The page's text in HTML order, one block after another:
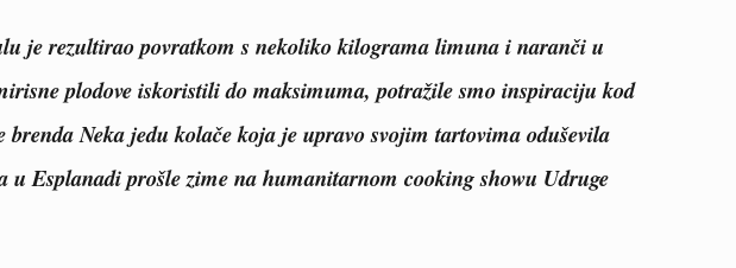
je rezultirao povratkom s nekoliko kilograma limuna i naranči u
plodove iskoristili do maksimuma, potražile smo inspiraciju kod
brendaNeka jedu kolačekoja je upravo svojim tartovima oduševila
u Esplanadi prošle zime na humanitarnom cooking showu Udruge